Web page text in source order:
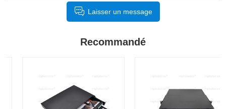
Laisser un message
Recommandé